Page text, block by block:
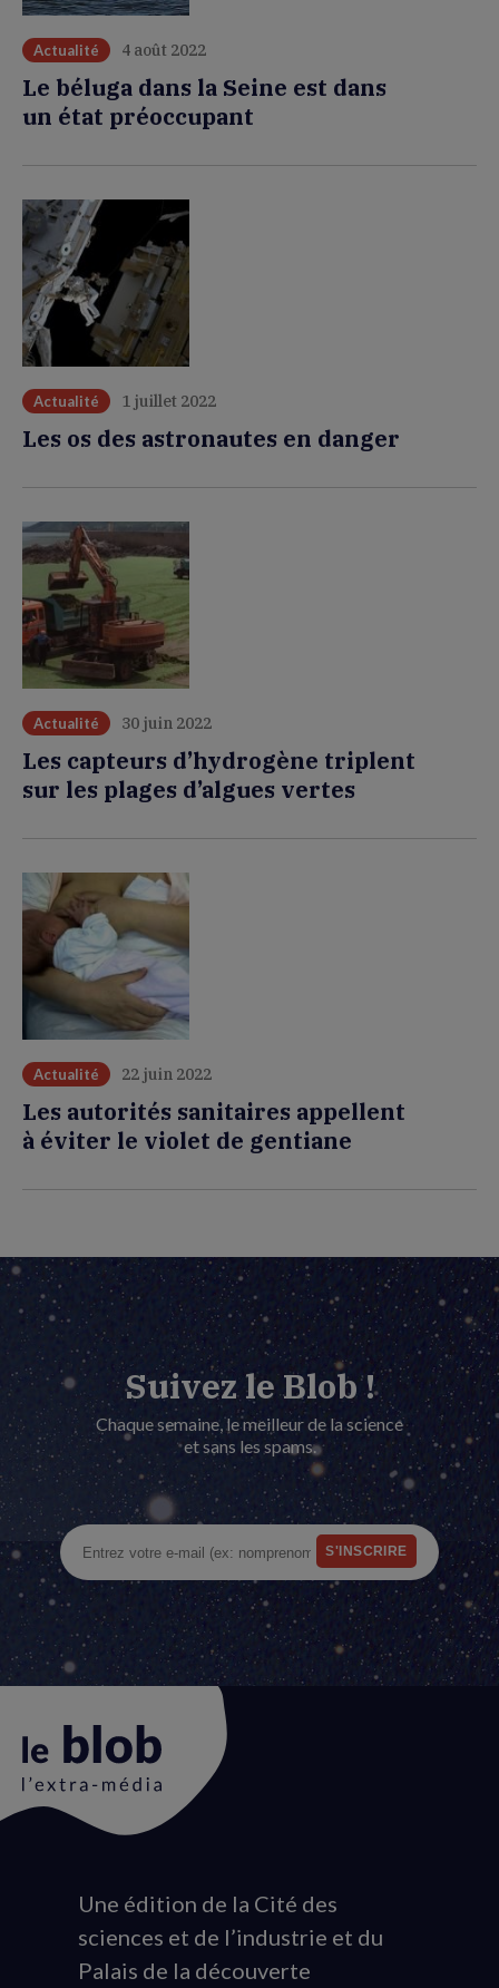
Actualité 4 août 2022
Le béluga dans la Seine est dans
un état préoccupant
Actualité 1 juillet 2022
Les os des astronautes en danger
Actualité 30 juin 2022
Les capteurs d’hydrogène triplent
sur les plages d’algues vertes
Actualité 22 juin 2022
Les autorités sanitaires appellent
à éviter le violet de gentiane
Suivez le Blob !
Chaque semaine, le meilleur de la science
et sans les spams.
Animation
du
logo
Une édition de la Cité des
sciences et de l’industrie et du
Palais de la découverte